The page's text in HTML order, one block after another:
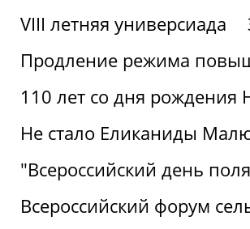
VIII летняя универсиада
Продление режима
110 лет со дня рождения
Не стало Еликаниды
"Всероссийский день
Всероссийский форум